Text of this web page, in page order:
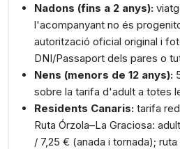
Nadons (fins a 2 anys):
l'acompanyant no és
autorització oficial original i
DNI/Passaport dels pares o
Nens (menors de 12 anys):
sobre la tarifa d'adult a totes
Residents Canaris: tarifa
Ruta Órzola–La Graciosa:
/ 7,25 € (anada i tornada);